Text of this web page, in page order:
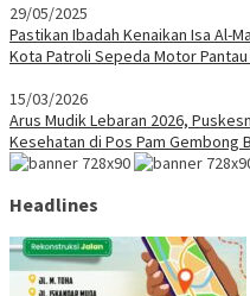
29/05/2025
Pastikan Ibadah Kenaikan Isa Al-
Kota Patroli Sepeda Motor
15/03/2026
Arus Mudik Lebaran 2026,
Kesehatan di Pos Pam Gembong
Headlines